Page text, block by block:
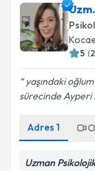
5 (2
yaşındaki
sürecinde Ayperi
Adres 1
Uzman